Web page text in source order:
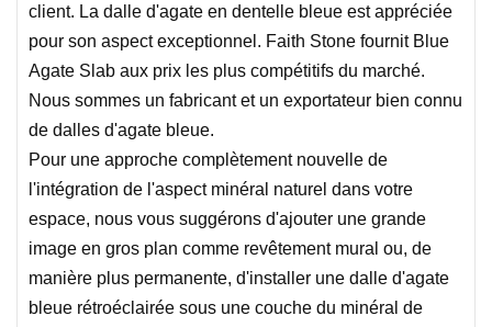
client. La dalle d'agate en dentelle bleue est appréciée
pour son aspect exceptionnel. Faith Stone fournit Blue
Agate Slab aux prix les plus compétitifs du marché.
Nous sommes un fabricant et un exportateur bien connu
de dalles d'agate bleue.
Pour une approche complètement nouvelle de
l'intégration de l'aspect minéral naturel dans votre
espace, nous vous suggérons d'ajouter une grande
image en gros plan comme revêtement mural ou, de
manière plus permanente, d'installer une dalle d'agate
bleue rétroéclairée sous une couche du minéral de